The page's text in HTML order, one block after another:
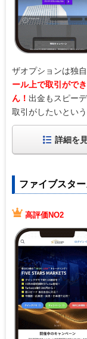
ザオプションは独
ール上で取引がで
ん！ 出金もスピー
取引がしたいとい
詳細を
ファイブスタ
高評価NO2